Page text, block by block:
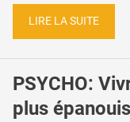
LIRE LA SUITE
PSYCHO:
plus